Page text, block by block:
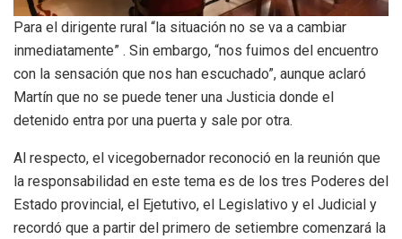
Para el dirigente rural “la situación no se va a cambiar
inmediatamente” . Sin embargo, “nos fuimos del encuentro
con la sensación que nos han escuchado”, aunque aclaró
Martín que no se puede tener una Justicia donde el
detenido entra por una puerta y sale por otra.
Al respecto, el vicegobernador reconoció en la reunión que
la responsabilidad en este tema es de los tres Poderes del
Estado provincial, el Ejetutivo, el Legislativo y el Judicial y
recordó que a partir del primero de setiembre comenzará la